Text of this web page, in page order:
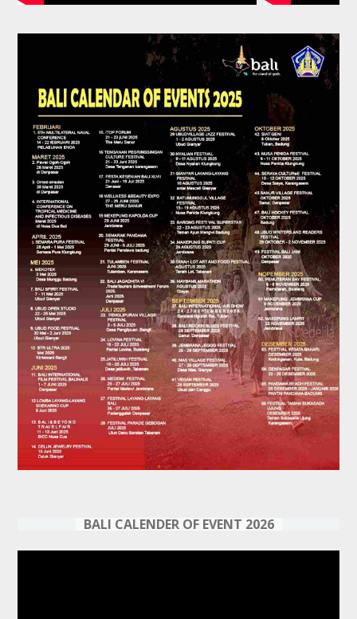
BALI CALENDER OF EVENT 2026